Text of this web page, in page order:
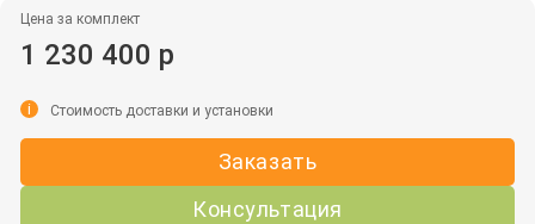
Цена за комплект
1 230 400 р
Заказать
Консультация
i Стоимость доставки и установки